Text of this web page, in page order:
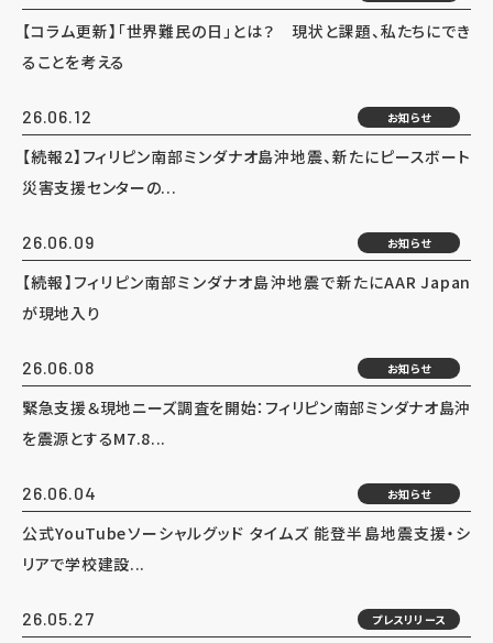
【コラム更新】「世界難民の日」とは？ 現状と課題、私たちにでき
ることを考える
26.06.12 お知らせ
【続報2】フィリピン南部ミンダナオ島沖地震、新たにピースボート
災害支援センターの...
26.06.09 お知らせ
【続報】フィリピン南部ミンダナオ島沖地震で新たにAAR Japan
が現地入り
26.06.08 お知らせ
緊急支援＆現地ニーズ調査を開始：フィリピン南部ミンダナオ島沖
を震源とするM7.8...
26.06.04 お知らせ
公式YouTubeソーシャルグッド タイムズ 能登半島地震支援・シ
リアで学校建設...
26.05.27 プレスリリース